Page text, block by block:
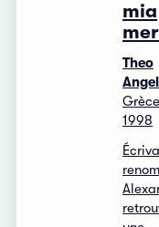
mia
Theo
1998